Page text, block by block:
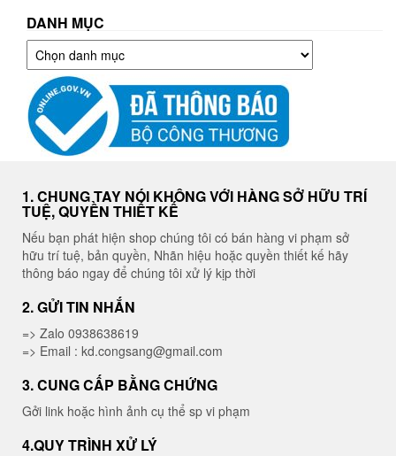
DANH MỤC
Danh
mục
1. CHUNG TAY NÓI KHÔNG VỚI HÀNG SỞ HỮU TRÍ
TUỆ, QUYỀN THIẾT KẾ
Nếu bạn phát hiện shop chúng tôi có bán hàng vi phạm sở
hữu trí tuệ, bản quyền, Nhãn hiệu hoặc quyền thiết kế hãy
thông báo ngay để chúng tôi xử lý kịp thời
2. GỬI TIN NHẮN
=> Zalo 0938638619
=> Email : kd.congsang@gmail.com
3. CUNG CẤP BẰNG CHỨNG
Gởi link hoặc hình ảnh cụ thể sp vi phạm
4.QUY TRÌNH XỬ LÝ